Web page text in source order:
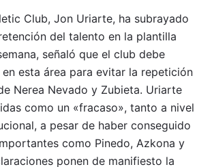
Club, Jon Uriarte, ha subrayado
del talento en la plantilla
señaló que el club debe
esta área para evitar la repetición
Nerea Nevado y Zubieta. Uriarte
como un «fracaso», tanto a nivel
a pesar de haber conseguido
como Pinedo, Azkona y
ponen de manifiesto la